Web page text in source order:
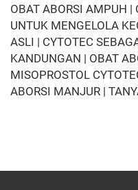
OBAT ABORSI AMPUH |
UNTUK MENGELOLA
ASLI | CYTOTEC
KANDUNGAN | OBAT
MISOPROSTOL
ABORSI MANJUR |